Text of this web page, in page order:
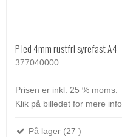
P-led 4mm rustfri syrefast A4
377040000
Prisen er inkl. 25 % moms.
Klik på billedet for mere info.
På lager (27 )